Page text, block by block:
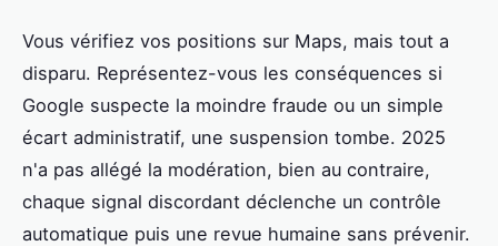
Vous vérifiez vos positions sur Maps, mais tout a
disparu. Représentez-vous les conséquences si
Google suspecte la moindre fraude ou un simple
écart administratif, une suspension tombe. 2025
n'a pas allégé la modération, bien au contraire,
chaque signal discordant déclenche un contrôle
automatique puis une revue humaine sans prévenir.